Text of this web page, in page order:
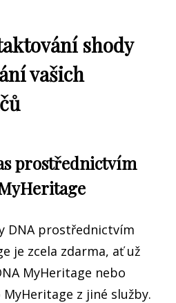
shody
vašich
prostřednictvím
DNA prostřednictvím
je zcela zdarma, ať už
MyHeritage nebo
z jiné služby.